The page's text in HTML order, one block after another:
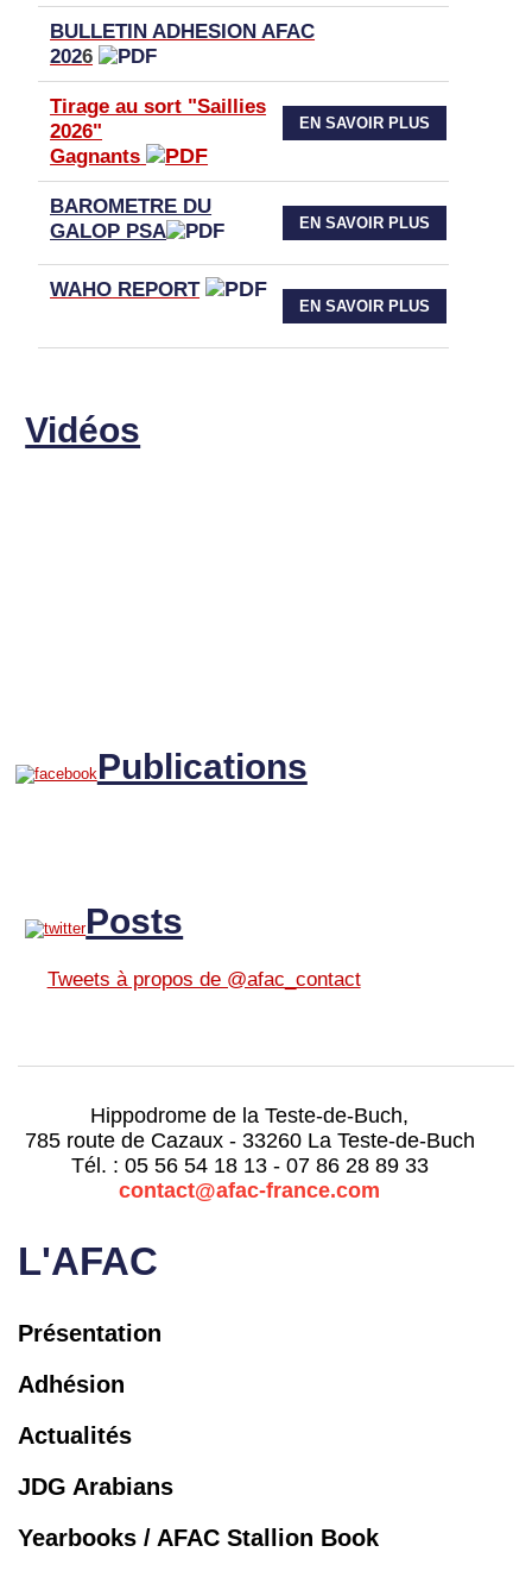
BULLETIN ADHESION AFAC
2026
Tirage au sort "Saillies
2026"
Gagnants
EN SAVOIR PLUS
BAROMETRE DU
GALOP PSA
EN SAVOIR PLUS
WAHO REPORT
EN SAVOIR PLUS
Vidéos
Publications
Posts
Tweets à propos de @afac_contact
L'AFAC
Présentation
Adhésion
Actualités
JDG Arabians
Yearbooks / AFAC Stallion Book
Hippodrome de la Teste-de-Buch,
785 route de Cazaux - 33260 La Teste-de-Buch
Tél. : 05 56 54 18 13 - 07 86 28 89 33
contact@afac-france.com